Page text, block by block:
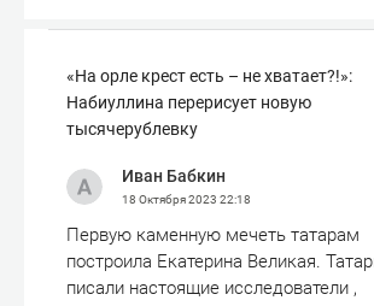
«На орле крест есть – не хватает?!»:
Набиуллина перерисует новую
тысячерублевку
Иван Бабкин
18 Октября 2023 22:18
Первую каменную мечеть татарам
построила Екатерина Великая.
писали настоящие исследователи ,